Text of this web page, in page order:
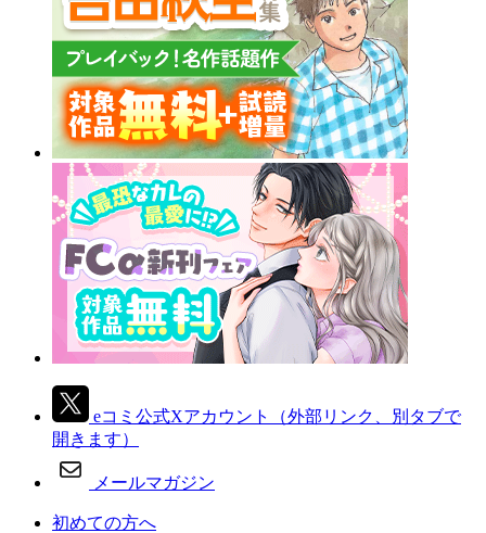
eコミ公式Xアカウント
（外部リンク、別タブで
開きます）
メールマガジン
初めての方へ